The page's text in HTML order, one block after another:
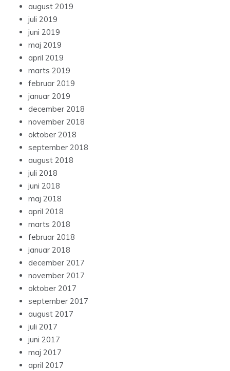
august 2019
juli 2019
juni 2019
maj 2019
april 2019
marts 2019
februar 2019
januar 2019
december 2018
november 2018
oktober 2018
september 2018
august 2018
juli 2018
juni 2018
maj 2018
april 2018
marts 2018
februar 2018
januar 2018
december 2017
november 2017
oktober 2017
september 2017
august 2017
juli 2017
juni 2017
maj 2017
april 2017